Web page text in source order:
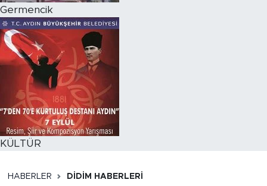
Germencik
KÜLTÜR
HABERLER DIDIM HABERLERI